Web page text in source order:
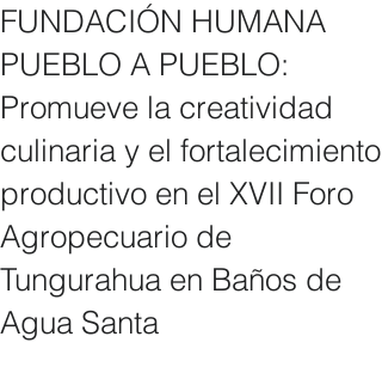
FUNDACIÓN HUMANA
PUEBLO A PUEBLO:
Promueve la creatividad
culinaria y el fortalecimiento
productivo en el XVII Foro
Agropecuario de
Tungurahua en Baños de
Agua Santa